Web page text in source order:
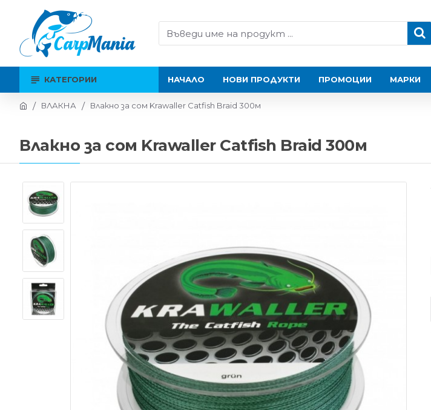
КАТЕГОРИИ НАЧАЛО НОВИ ПРОДУКТИ ПРОМОЦИИ МАРКИ
ВЛАКНА Влакно за сом Krawaller Catfish Braid 300м
Влакно за сом Krawaller Catfish Braid 300м